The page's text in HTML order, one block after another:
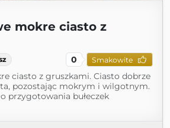
mokre ciasto z
0 Smakowite
ciasto z gruszkami. Ciasto dobrze
pozostając mokrym i wilgotnym.
przygotowania bułeczek